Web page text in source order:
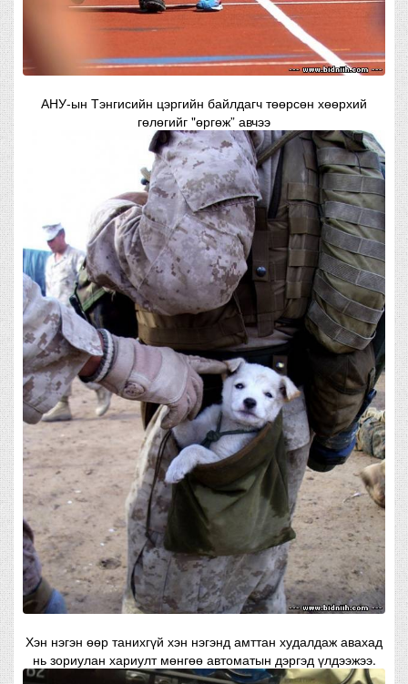
АНУ-ын Тэнгисийн цэргийн байлдагч төөрсөн хөөрхий
гөлөгийг "өргөж” авчээ
Хэн нэгэн өөр танихгүй хэн нэгэнд амттан худалдаж авахад
нь зориулан хариулт мөнгөө автоматын дэргэд үлдээжээ.